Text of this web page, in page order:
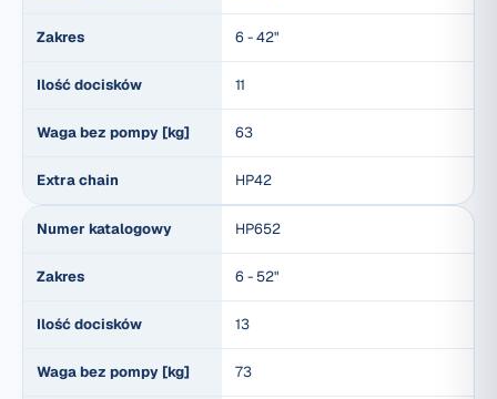
Zakres 6 - 42"
Ilość docisków 11
Waga bez pompy [kg] 63
Extra chain HP42
Numer katalogowy HP652
Zakres 6 - 52"
Ilość docisków 13
Waga bez pompy [kg] 73